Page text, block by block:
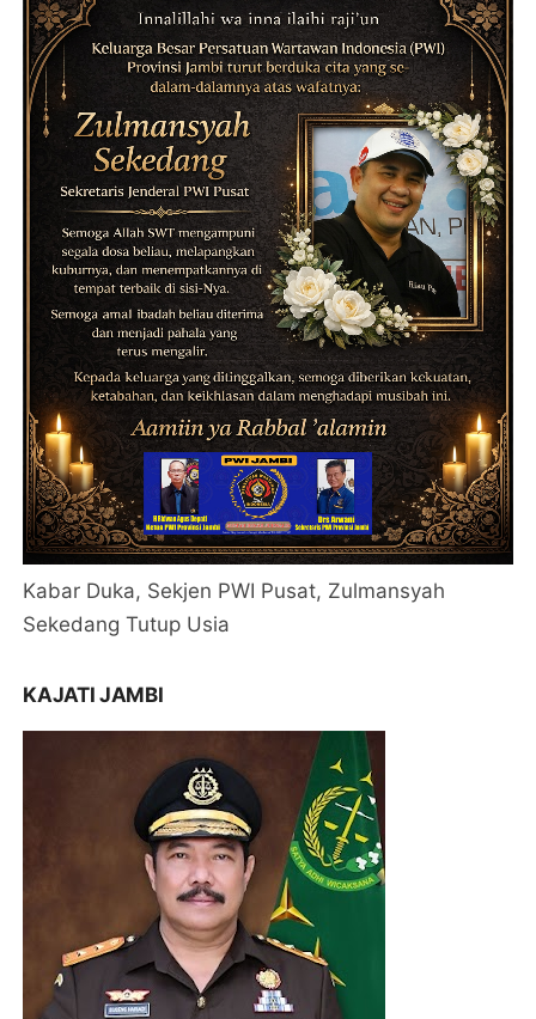
Kabar Duka, Sekjen PWI Pusat, Zulmansyah
Sekedang Tutup Usia
KAJATI JAMBI